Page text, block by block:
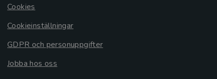
Cookies
Cookieinställningar
GDPR och personuppgifter
Jobba hos oss